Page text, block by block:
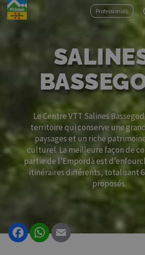
Aller
Professionals
Le Centre VTT Salines
territoire qui conserve une
paysages et un riche
culturel. La meilleure façon de
partie de l’Empordà est
itinéraires différents, totalisant
proposés.
FacebookWhatsApp